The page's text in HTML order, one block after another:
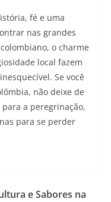
fé e uma
nas grandes
o charme
local fazem
Se você
não deixe de
a peregrinação,
para se perder
e Sabores na